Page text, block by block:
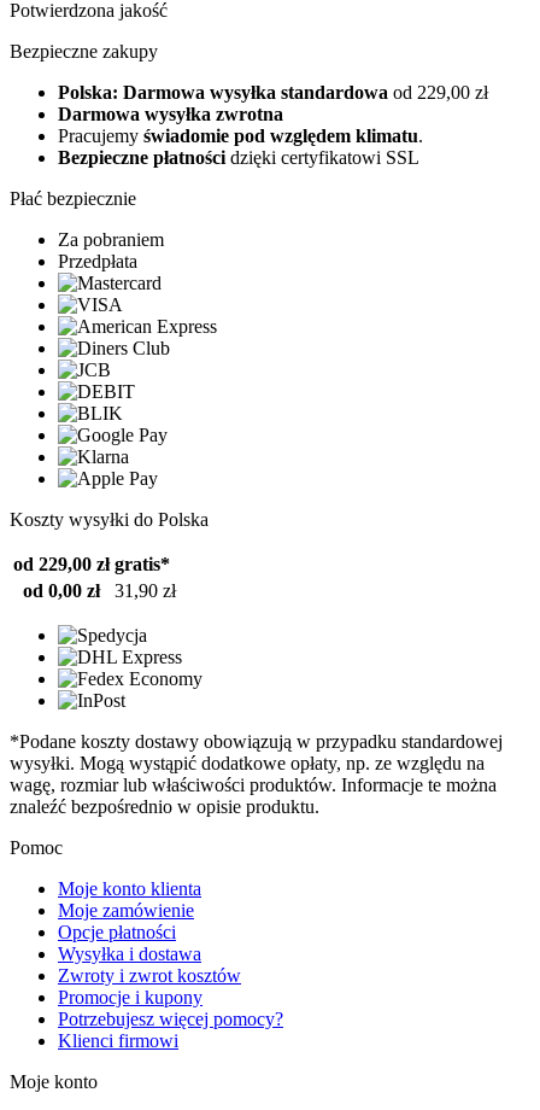
Potwierdzona jakość
Bezpieczne zakupy
Polska: Darmowa wysyłka standardowa od 229,00 zł
Darmowa wysyłka zwrotna
Pracujemy świadomie pod względem klimatu.
Bezpieczne płatności dzięki certyfikatowi SSL
Płać bezpiecznie
Za pobraniem
Przedpłata
Koszty wysyłki do Polska
od 229,00 zł gratis*
od 0,00 zł
31,90 zł
*Podane koszty dostawy obowiązują w przypadku standardowej
wysyłki. Mogą wystąpić dodatkowe opłaty, np. ze względu na
wagę, rozmiar lub właściwości produktów. Informacje te można
znaleźć bezpośrednio w opisie produktu.
Pomoc
Moje konto klienta
Moje zamówienie
Opcje płatności
Wysyłka i dostawa
Zwroty i zwrot kosztów
Promocje i kupony
Potrzebujesz więcej pomocy?
Klienci firmowi
Moje konto